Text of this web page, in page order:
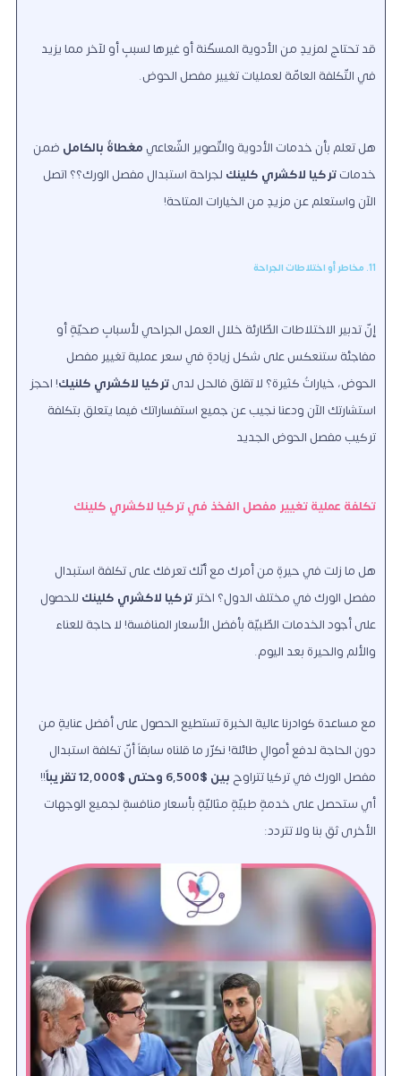
قد تحتاج لمزيدٍ من الأدوية المسكّنة أو غيرها لسببٍ أو لآخر مما يزيد
في التّكلفة العامّة لعمليات تغيير مفصل الحوض.
هل تعلم بأن خدمات الأدوية والتّصوير الشّعاعي مغطاةٌ بالكامل ضمن
خدماتتركيا لاكشري كلينك لجراحة استبدال مفصل الورك؟؟ اتصل
الآن واستعلم عن مزيدٍ من الخيارات المتاحة!
11. مخاطر أو اختلاطات الجراحة
إنّ تدبير الاختلاطات الطّارئة خلال العمل الجراحي لأسبابٍ صحيّةٍ أو
مفاجئة ستنعكس على شكل زيادةٍ في سعر عملية تغيير مفصل
الحوض، خياراتٌ كثيرة؟ لا تقلق فالحلُّ لدىتركيا لاكشري كلنيك! احجز
استشارتك الآن ودعنا نجيب عن جميع استفساراتك فيما يتعلق بتكلفة
تركيب مفصل الحوض الجديد
تكلفة عملية تغيير مفصل الفخذ في تركيا لاكشري كلينك
هل ما زلت في حيرةٍ من أمرك مع أنّك تعرفك على تكلفة استبدال
مفصل الورك في مختلف الدول؟ اختر تركيا لاكشري كلينك للحصول
على أجود الخدمات الطّبيّة بأفضل الأسعار المنافسة! لا حاجة للعناء
والألم والحيرة بعد اليوم.
مع مساعدة كوادرنا عالية الخبرة تستطيع الحصول على أفضل عنايةٍ من
دون الحاجة لدفع أموالٍ طائلة! نكرّر ما قلناه سابقاً أنّ تكلفة استبدال
مفصل الورك في تركيا تتراوح بين $6,500 وحتى $12,000 تقريباً
!!
أي ستحصل على خدمةٍ طبيّةٍ مثاليّةٍ بأسعار منافسةٍ لجميع الوجهات
الأخرى ثق بنا ولا تتردد: